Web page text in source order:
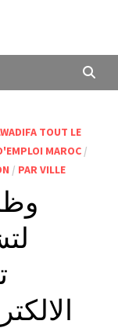
TOUT LE
MAROC/
/ PAR VILLE